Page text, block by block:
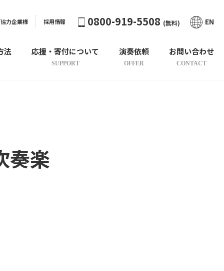
法 応援・寄付について
SUPPORT
演奏依頼
OFFER
お問い合わせ
CONTACT
力企業様 採用情報 0800-919-5508 (無料) EN
奏楽